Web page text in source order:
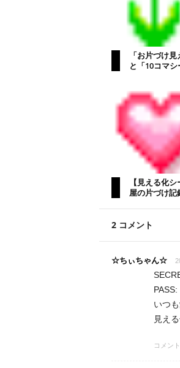
「お片づけ見
と「10コマ
【見える化
屋の片づけ記
2 コメント
☆ちぃちゃん☆
PASS:
いつ
見え
コメント